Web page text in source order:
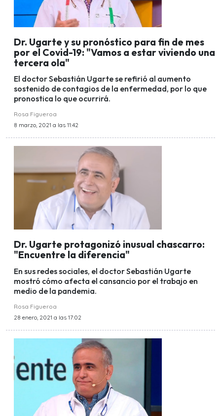
Dr. Ugarte y su pronóstico para fin de mes
por el Covid-19: "Vamos a estar viviendo una
tercera ola"
El doctor Sebastián Ugarte se refirió al aumento
sostenido de contagios de la enfermedad, por lo que
pronostica lo que ocurrirá.
Rosa Figueroa
8 marzo, 2021 a las 11:42
Dr. Ugarte protagonizó inusual chascarro:
"Encuentre la diferencia"
En sus redes sociales, el doctor Sebastián Ugarte
mostró cómo afecta el cansancio por el trabajo en
medio de la pandemia.
Rosa Figueroa
28 enero, 2021 a las 17:02